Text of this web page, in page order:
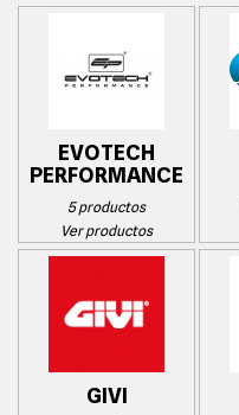
EVOTECH
PERFORMANCE
5 productos
Ver productos
GIVI